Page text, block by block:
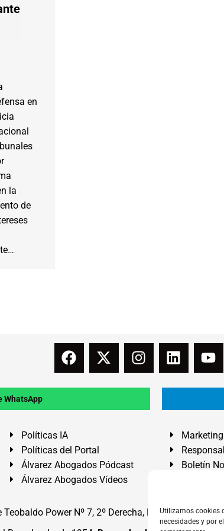
Utilizamos cookies
necesidades y por
en
la
de
WhatsApp
Políticas IA
Políticas del Portal
Álvarez Abogados Pódcast
Álvarez Abogados Vídeos
Boletín
Teobaldo Power Nº 7, 2º Derecha, El Médano,